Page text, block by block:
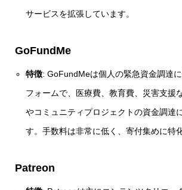
サービスを拡張しています。
GoFundMe
特徴: GoFundMeは個人の緊急資金調達
フォームで、医療費、教育費、災害支援
やコミュニティプロジェクトの資金調達
す。手数料は非常に低く、寄付集めに特
Patreon